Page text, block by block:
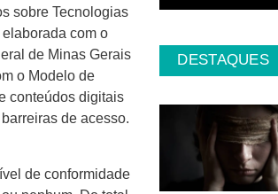
sobre Tecnologias
com o
de Minas Gerais
o Modelo de
conteúdos digitais
de acesso.
de conformidade
DESTAQUES